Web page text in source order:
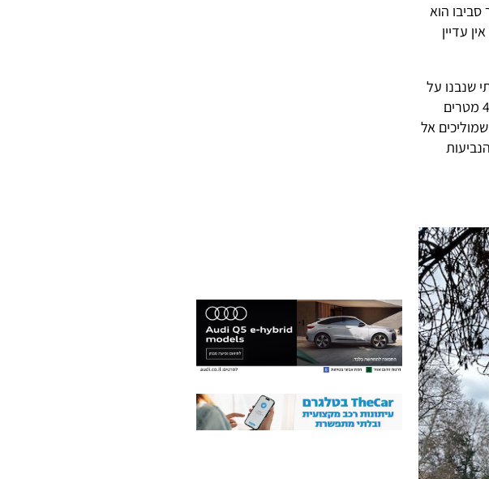
הוא
עדיין
שנבנו על
הגדה הצפונית של ערוץ הנחל – וכיום נותרו מהם שרידי מבנה בגודל של כ-30 על 40 מטרים
שמוליכים אל